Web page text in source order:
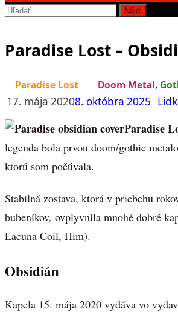
Hľadať:
Paradise Lost –
Paradise Lost Doom Metal,
17. mája 20208. októbra 2025
Paradise
legenda bola prvou doom/gothic
ktorú som počúvala.
Stabilná zostava, ktorá v priebehu
bubeníkov, ovplyvnila mnohé dobré
Lacuna Coil, Him).
Obsidián
Kapela 15. mája 2020 vydáva vo